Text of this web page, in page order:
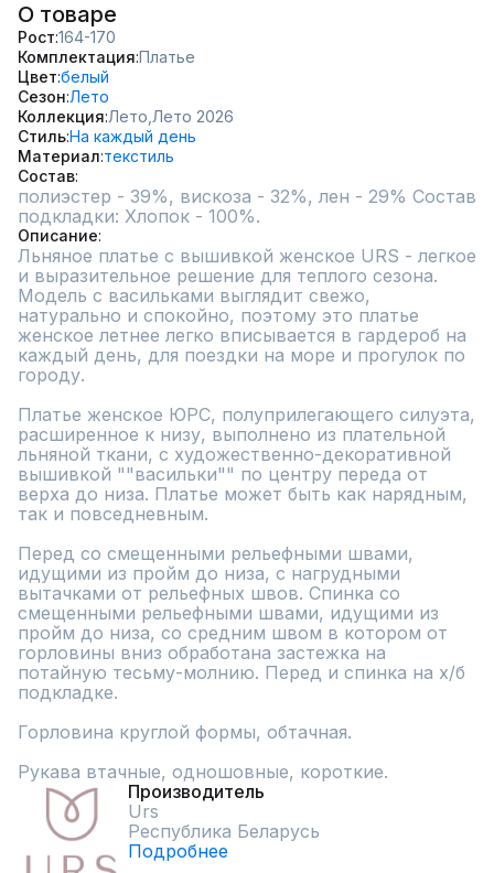
О товаре
Рост 164-170
Комплектация Платье
Цвет белый
Сезон Лето
Коллекция Лето, Лето 2026
СтильНа каждый день
Материал текстиль
Состав
полиэстер - 39%, вискоза - 32%, лен - 29% Состав
подкладки: Хлопок - 100%.
Описание
Льняное платье с вышивкой женское URS - легкое
и выразительное решение для теплого сезона.
Модель с васильками выглядит свежо,
натурально и спокойно, поэтому это платье
женское летнее легко вписывается в гардероб на
каждый день, для поездки на море и прогулок по
городу.
Платье женское ЮРС, полуприлегающего силуэта,
расширенное к низу, выполнено из плательной
льняной ткани, с художественно-декоративной
вышивкой ""васильки"" по центру переда от
верха до низа. Платье может быть как нарядным,
так и повседневным.
Перед со смещенными рельефными швами,
идущими из пройм до низа, с нагрудными
вытачками от рельефных швов. Спинка со
смещенными рельефными швами, идущими из
пройм до низа, со средним швом в котором от
горловины вниз обработана застежка на
потайную тесьму-молнию. Перед и спинка на х/б
подкладке.
Горловина круглой формы, обтачная.
Рукава втачные, одношовные, короткие.
Производитель
Urs
Республика Беларусь
Подробнее